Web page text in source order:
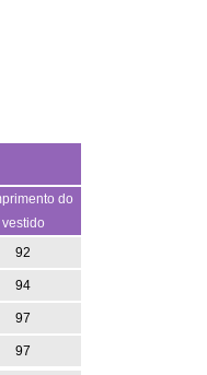
do
vestido
92
94
97
97